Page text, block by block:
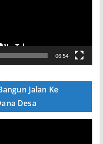
06:54
Jalan Ke
Desa